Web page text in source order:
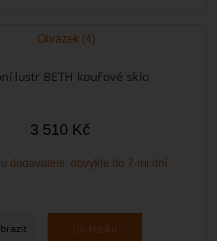
lustr BETH kouřové sklo
3 510 Kč
dodavatele, obvykle do 7-mi dní
Do košíku